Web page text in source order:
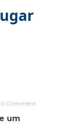
0 Commenton
um